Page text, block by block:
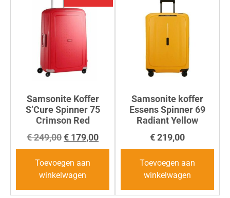
Samsonite Koffer
S’Cure Spinner 75
Crimson Red
€249,00€ 179,00
Toevoegen aan
winkelwagen
Samsonite koffer
Essens Spinner 69
Radiant Yellow
€219,00
Toevoegen aan
winkelwagen